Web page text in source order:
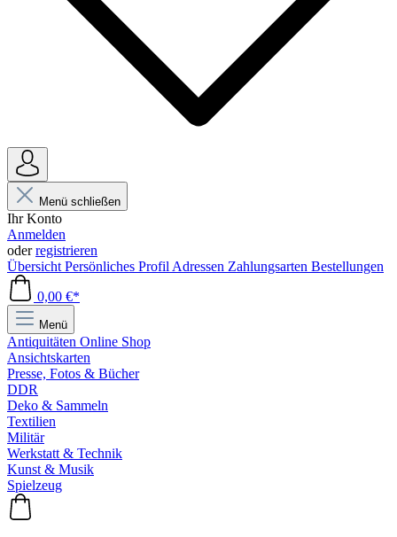
Menü schließen
Ihr Konto
Anmelden
oderregistrieren
Übersicht Persönliches Profil Adressen Zahlungsarten Bestellungen
0,00 €*
Menü
Antiquitäten Online Shop
Ansichtskarten
Presse, Fotos & Bücher
DDR
Deko & Sammeln
Textilien
Militär
Werkstatt & Technik
Kunst & Musik
Spielzeug